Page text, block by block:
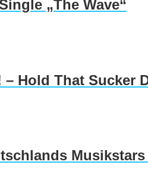
„The Wave“
– Hold That Sucker